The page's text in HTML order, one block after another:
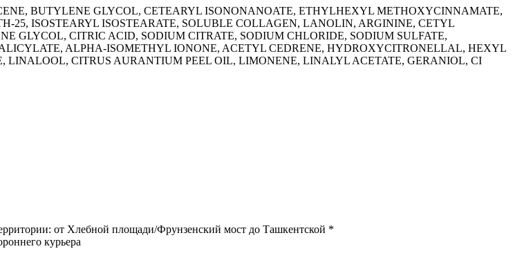
BUTYLENE GLYCOL, CETEARYL ISONONANOATE, ETHYLHEXYL METHOXYCINNAMATE,
ISOSTEARYL ISOSTEARATE, SOLUBLE COLLAGEN, LANOLIN, ARGININE, CETYL
GLYCOL, CITRIC ACID, SODIUM CITRATE, SODIUM CHLORIDE, SODIUM SULFATE,
ALPHA-ISOMETHYL IONONE, ACETYL CEDRENE, HYDROXYCITRONELLAL, HEXYL
CITRUS AURANTIUM PEEL OIL, LIMONENE, LINALYL ACETATE, GERANIOL, CI
от Хлебной площади/Фрунзенский мост до Ташкентской *
курьера